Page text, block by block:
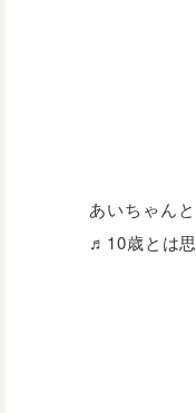
あいちゃん
♬10歳とは